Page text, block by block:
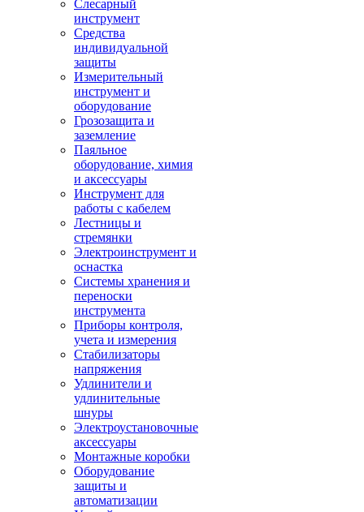
Слесарный
инструмент
Средства
индивидуальной
защиты
Измерительный
инструмент и
оборудование
Грозозащита и
заземление
Паяльное
оборудование, химия
и аксессуары
Инструмент для
работы с кабелем
Лестницы и
стремянки
Электроинструмент и
оснастка
Системы хранения и
переноски
инструмента
Приборы контроля,
учета и измерения
Стабилизаторы
напряжения
Удлинители и
удлинительные
шнуры
Электроустановочные
аксессуары
Монтажные коробки
Оборудование
защиты и
автоматизации